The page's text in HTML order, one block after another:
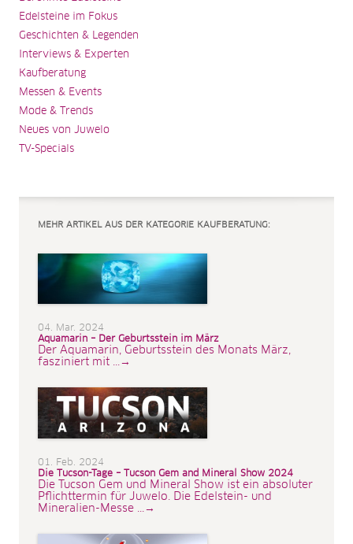
Edelsteine im Fokus
Geschichten & Legenden
Interviews & Experten
Kaufberatung
Messen & Events
Mode & Trends
Neues von Juwelo
TV-Specials
MEHR ARTIKEL AUS DER KATEGORIE KAUFBERATUNG:
04. Mar. 2024
Aquamarin – Der Geburtsstein im März
Der Aquamarin, Geburtsstein des Monats März,
fasziniert mit ...→
01. Feb. 2024
Die Tucson-Tage – Tucson Gem and Mineral Show 2024
Die Tucson Gem und Mineral Show ist ein absoluter
Pflichttermin für Juwelo. Die Edelstein- und
Mineralien-Messe ...→